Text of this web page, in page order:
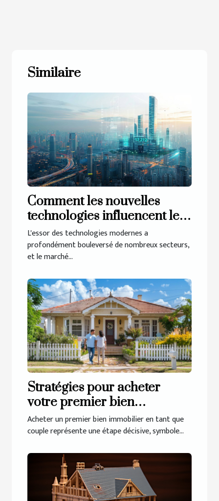
Similaire
Comment les nouvelles
technologies influencent le
marché immobilier
L'essor des technologies modernes a
profondément bouleversé de nombreux secteurs,
et le marché...
Stratégies pour acheter
votre premier bien
immobilier en couple
Acheter un premier bien immobilier en tant que
couple représente une étape décisive, symbole...